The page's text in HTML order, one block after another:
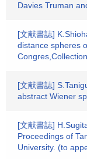
Davies Truman
[文献書誌]
distance spheres
[文献書誌]
abstract Wiener
[文献書誌]
Proceedings of
University. (to